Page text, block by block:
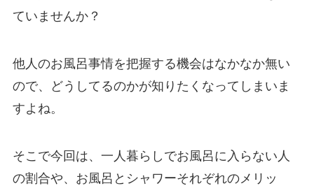
ていませんか？
他人のお風呂事情を把握する機会はなかなか無い
ので、どうしてるのかが知りたくなってしまいま
すよね。
そこで今回は、一人暮らしでお風呂に入らない人
の割合や、お風呂とシャワーそれぞれのメリッ